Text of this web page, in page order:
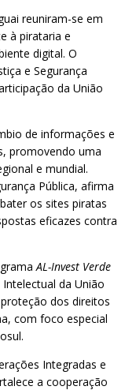
reuniram-se em
à pirataria e
digital. O
e Segurança
da União
de informações e
promovendo uma
e mundial.
Pública, afirma
os sites piratas
eficazes contra
AL-Invest Verde
da União
dos direitos
com foco especial
Integradas e
a cooperação